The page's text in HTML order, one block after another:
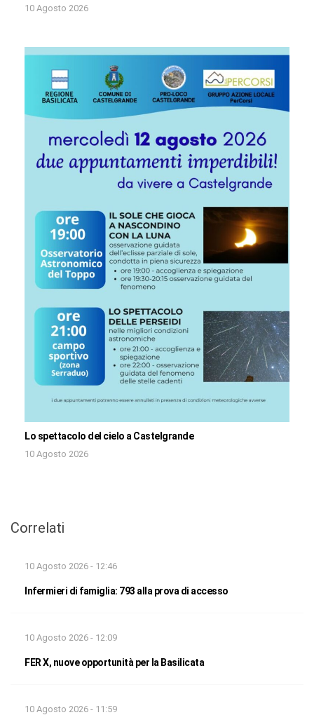
10 Agosto 2026
Lo spettacolo del cielo a Castelgrande
10 Agosto 2026
Correlati
10 Agosto 2026 - 12:46
Infermieri di famiglia: 793 alla prova di accesso
10 Agosto 2026 - 12:09
FER X, nuove opportunità per la Basilicata
10 Agosto 2026 - 11:59